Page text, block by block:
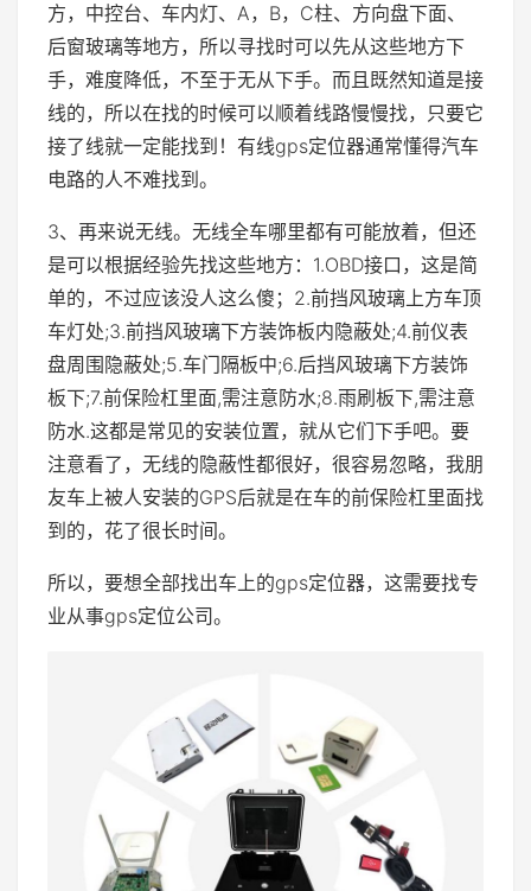
方，中控台、车内灯、A，B，C柱、方向盘下面、
后窗玻璃等地方，所以寻找时可以先从这些地方下
手，难度降低，不至于无从下手。而且既然知道是接
线的，所以在找的时候可以顺着线路慢慢找，只要它
接了线就一定能找到！有线gps定位器通常懂得汽车
电路的人不难找到。
3、再来说无线。无线全车哪里都有可能放着，但还
是可以根据经验先找这些地方：1.OBD接口，这是简
单的，不过应该没人这么傻；2.前挡风玻璃上方车顶
车灯处;3.前挡风玻璃下方装饰板内隐蔽处;4.前仪表
盘周围隐蔽处;5.车门隔板中;6.后挡风玻璃下方装饰
板下;7.前保险杠里面,需注意防水;8.雨刷板下,需注意
防水.这都是常见的安装位置，就从它们下手吧。要
注意看了，无线的隐蔽性都很好，很容易忽略，我朋
友车上被人安装的GPS后就是在车的前保险杠里面找
到的，花了很长时间。
所以，要想全部找出车上的gps定位器，这需要找专
业从事gps定位公司。